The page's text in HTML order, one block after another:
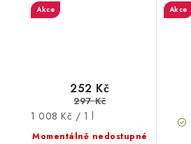
Akce
Momentálně nedostupné
252 Kč
297 Kč
Měrná
cena:
1 008 Kč / 1 l
Akce